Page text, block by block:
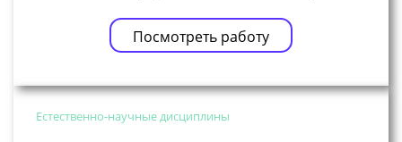
Посмотреть работу
Естественно-научные дисциплины